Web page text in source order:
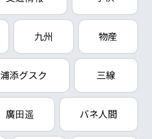
九州 物産
浦添グスク 三線
廣田遥 バネ人間